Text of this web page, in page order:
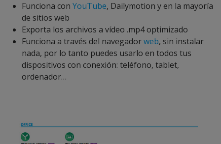
Funciona con YouTube, Dailymotion y en la mayoría
de sitios web
Exporta los archivos a vídeo .mp4 optimizado
Funciona a través del navegadorweb, sin instalar
nada, por lo tanto puedes usarlo en todos tus
dispositivos con conexión: teléfono, tablet,
ordenador…